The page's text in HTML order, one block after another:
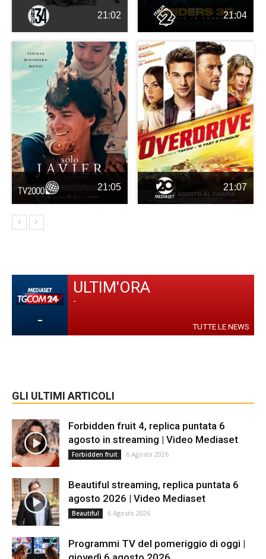
21:02 21:04
21:05 21:07
-
ULTIM'ORA
-
TUTTE LE NEWS
GLI ULTIMI ARTICOLI
Forbidden fruit 4, replica puntata 6
agosto in streaming | Video Mediaset
Forbidden fruit 6 Agosto 2026
Beautiful streaming, replica puntata 6
agosto 2026 | Video Mediaset
Beautiful 6 Agosto 2026
Programmi TV del pomeriggio di oggi |